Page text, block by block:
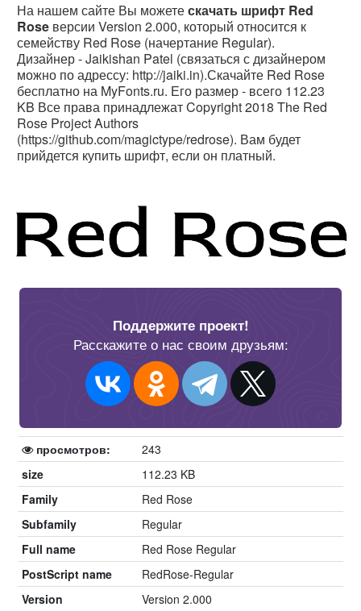
На нашем сайте Вы можетескачать шрифт Red
Rose версии Version 2.000, который относится к
семейству Red Rose (начертание Regular).
Дизайнер - Jaikishan Patel (связаться с дизайнером
можно по адрессу: http://jaiki.in).Скачайте Red Rose
бесплатно на MyFonts.ru. Его размер - всего 112.23
KB Все права принадлежат Copyright 2018 The Red
Rose Project Authors
(https://github.com/magictype/redrose). Вам будет
прийдется купить шрифт, если он платный.
Поддержите проект!
Расскажите о нас своим друзьям:
просмотров:
243
size
112.23 KB
Family
Red Rose
Subfamily
Regular
Full name
Red Rose Regular
PostScript name
RedRose-Regular
Version
Version 2.000